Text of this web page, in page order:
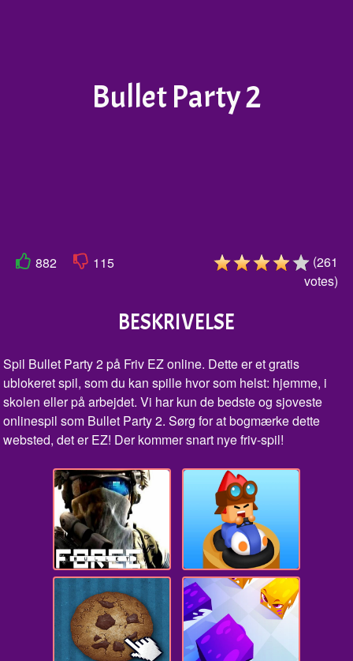
Bullet Party 2
882 115 (261
votes)
BESKRIVELSE
Spil Bullet Party 2 på Friv EZ online. Dette er et gratis
ublokeret spil, som du kan spille hvor som helst: hjemme, i
skolen eller på arbejdet. Vi har kun de bedste og sjoveste
onlinespil som Bullet Party 2. Sørg for at bogmærke dette
websted, det er EZ! Der kommer snart nye friv-spil!